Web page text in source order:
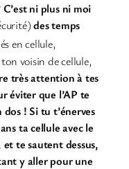
C’est ni plus ni moi
des temps
en cellule,
voisin de cellule,
très attention à tes
éviter que l’AP te
! Si tu t’énerves
ta cellule avec le
te sautent dessus,
y aller pour une